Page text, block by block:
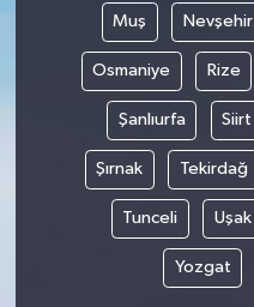
Muş Nevşehir
Osmaniye Rize
Şanlıurfa Siirt
Şırnak Tekirdağ
Tunceli Uşak
Yozgat